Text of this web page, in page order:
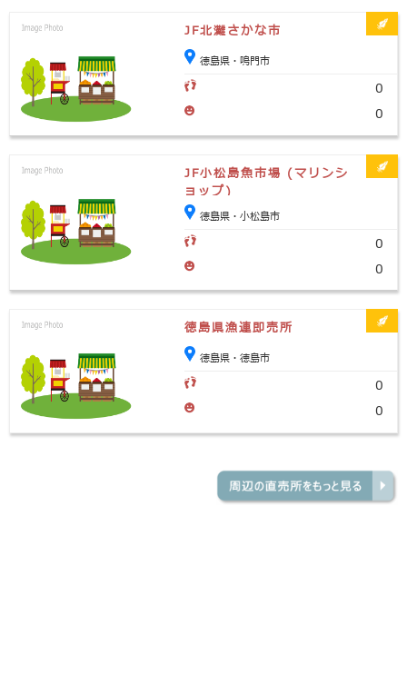
JF北灘さかな市
徳島県・鳴門市
0
0
JF小松島魚市場 (マリンシ
ョップ)
徳島県・小松島市
0
0
徳島県漁連即売所
徳島県・徳島市
0
0